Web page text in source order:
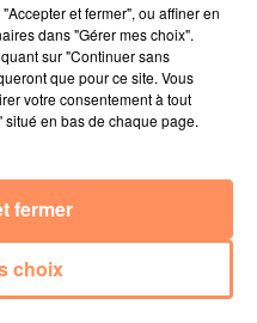
Benjamin récolte
et au délire car
boucle temporelle, et
fois. Il va tout
et fermer", ou affiner en
dans "Gérer mes choix".
sur "Continuer sans
que pour ce site. Vous
votre consentement à tout
en bas de chaque page.
choix
fermer